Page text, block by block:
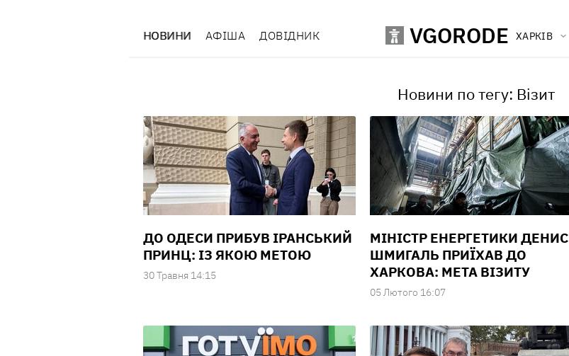
НОВИНИ АФІША ДОВІДНИК VGORODE ХАРКІВ
Новини по тегу: Візит
ДО ОДЕСИ ПРИБУВ ІРАНСЬКИЙ
ПРИНЦ: ІЗ ЯКОЮ МЕТОЮ
30 Травня 14:15
МІНІСТР ЕНЕРГЕТИКИ ДЕНИС
ШМИГАЛЬ ПРИЇХАВ ДО
ХАРКОВА: МЕТА ВІЗИТУ
05 Лютого 16:07